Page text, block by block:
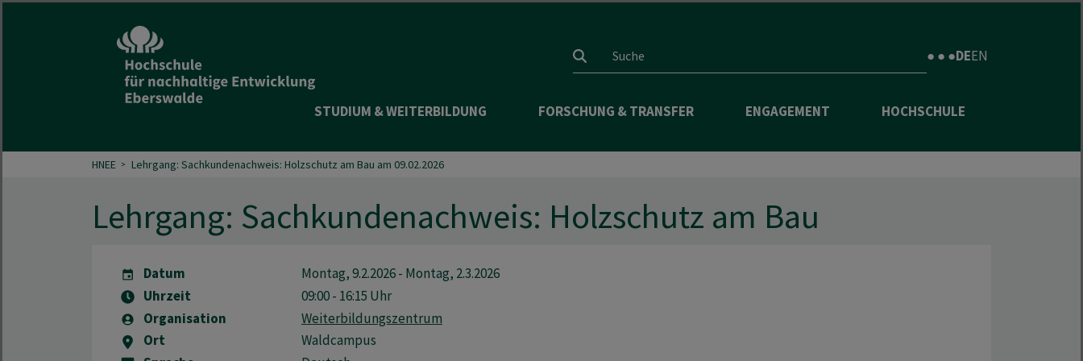
Suchfeld
● ● ●DEEN
STUDIUM & WEITERBILDUNG FORSCHUNG & TRANSFER ENGAGEMENT HOCHSCHULE
HNEE Lehrgang: Sachkundenachweis: Holzschutz am Bau am 09.02.2026
Lehrgang: Sachkundenachweis: Holzschutz am Bau
Datum Montag, 9.2.2026- Montag, 2.3.2026
Uhrzeit
09:00 - 16:15 Uhr
Organisation
Weiterbildungszentrum
Ort
Waldcampus